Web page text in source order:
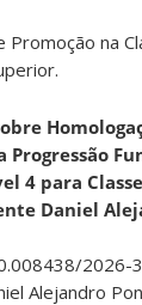
na
Progressão
4 para
Daniel
2026-
Alejandro